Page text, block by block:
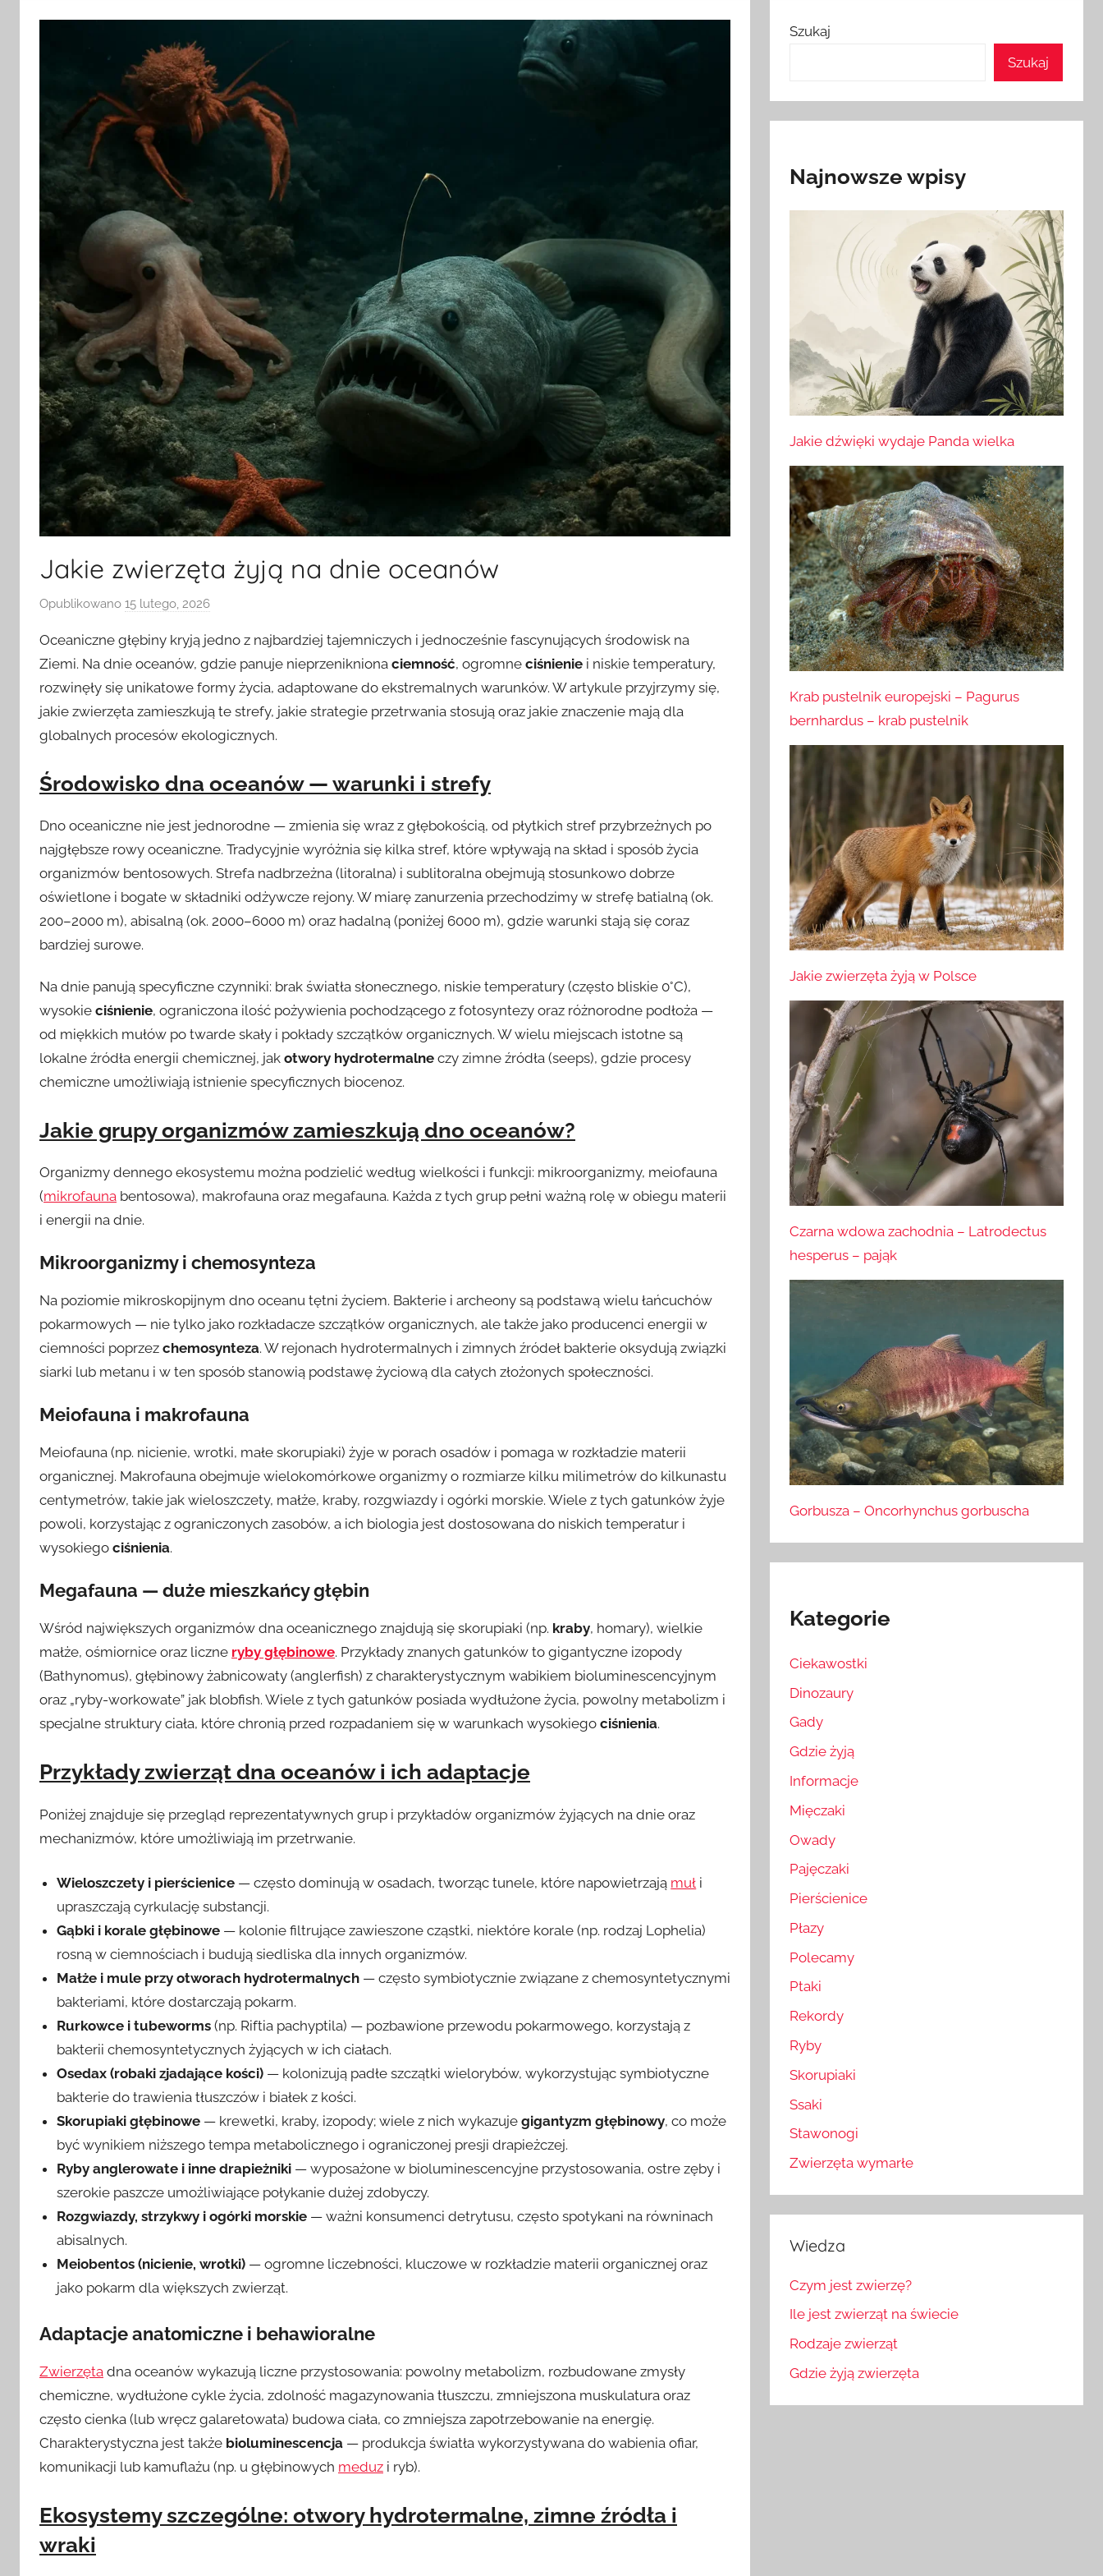
Jakie zwierzęta żyją na dnie oceanów
Opublikowano 15 lutego, 2026
z
e
z
Oceaniczne głębiny kryją jedno z najbardziej tajemniczych i jednocześnie fascynujących środowisk na
Ziemi. Na dnie oceanów, gdzie panuje nieprzenikniona ciemność, ogromne ciśnienie i niskie temperatury,
rozwinęły się unikatowe formy życia, adaptowane do ekstremalnych warunków. W artykule przyjrzymy się,
jakie zwierzęta zamieszkują te strefy, jakie strategie przetrwania stosują oraz jakie znaczenie mają dla
globalnych procesów ekologicznych.
Środowisko dna oceanów — warunki i strefy
Dno oceaniczne nie jest jednorodne — zmienia się wraz z głębokością, od płytkich stref przybrzeżnych po
najgłębsze rowy oceaniczne. Tradycyjnie wyróżnia się kilka stref, które wpływają na skład i sposób życia
organizmów bentosowych. Strefa nadbrzeżna (litoralna) i sublitoralna obejmują stosunkowo dobrze
oświetlone i bogate w składniki odżywcze rejony. W miarę zanurzenia przechodzimy w strefę batialną (ok.
200–2000 m), abisalną (ok. 2000–6000 m) oraz hadalną (poniżej 6000 m), gdzie warunki stają się coraz
bardziej surowe.
Na dnie panują specyficzne czynniki: brak światła słonecznego, niskie temperatury (często bliskie 0°C),
wysokie ciśnienie, ograniczona ilość pożywienia pochodzącego z fotosyntezy oraz różnorodne podłoża —
od miękkich mułów po twarde skały i pokłady szczątków organicznych. W wielu miejscach istotne są
lokalne źródła energii chemicznej, jak otwory hydrotermalne czy zimne źródła (seeps), gdzie procesy
chemiczne umożliwiają istnienie specyficznych biocenoz.
Jakie grupy organizmów zamieszkują dno oceanów?
Organizmy dennego ekosystemu można podzielić według wielkości i funkcji: mikroorganizmy, meiofauna
(mikrofauna bentosowa), makrofauna oraz megafauna. Każda z tych grup pełni ważną rolę w obiegu materii
i energii na dnie.
Mikroorganizmy i chemosynteza
Na poziomie mikroskopijnym dno oceanu tętni życiem. Bakterie i archeony są podstawą wielu łańcuchów
pokarmowych — nie tylko jako rozkładacze szczątków organicznych, ale także jako producenci energii w
ciemności poprzez chemosynteza. W rejonach hydrotermalnych i zimnych źródeł bakterie oksydują związki
siarki lub metanu i w ten sposób stanowią podstawę życiową dla całych złożonych społeczności.
Meiofauna i makrofauna
Meiofauna (np. nicienie, wrotki, małe skorupiaki) żyje w porach osadów i pomaga w rozkładzie materii
organicznej. Makrofauna obejmuje wielokomórkowe organizmy o rozmiarze kilku milimetrów do kilkunastu
centymetrów, takie jak wieloszczety, małże, kraby, rozgwiazdy i ogórki morskie. Wiele z tych gatunków żyje
powoli, korzystając z ograniczonych zasobów, a ich biologia jest dostosowana do niskich temperatur i
wysokiego ciśnienia.
Megafauna — duże mieszkańcy głębin
Wśród największych organizmów dna oceanicznego znajdują się skorupiaki (np. kraby, homary), wielkie
małże, ośmiornice oraz liczne ryby głębinowe. Przykłady znanych gatunków to gigantyczne izopody
(Bathynomus), głębinowy żabnicowaty (anglerfish) z charakterystycznym wabikiem bioluminescencyjnym
oraz „ryby-workowate” jak blobfish. Wiele z tych gatunków posiada wydłużone życia, powolny metabolizm i
specjalne struktury ciała, które chronią przed rozpadaniem się w warunkach wysokiego ciśnienia.
Przykłady zwierząt dna oceanów i ich adaptacje
Poniżej znajduje się przegląd reprezentatywnych grup i przykładów organizmów żyjących na dnie oraz
mechanizmów, które umożliwiają im przetrwanie.
Wieloszczety i pierścienice — często dominują w osadach, tworząc tunele, które napowietrzają muł i
upraszczają cyrkulację substancji.
Gąbki i korale głębinowe — kolonie filtrujące zawieszone cząstki, niektóre korale (np. rodzaj Lophelia)
rosną w ciemnościach i budują siedliska dla innych organizmów.
Małże i mule przy otworach hydrotermalnych — często symbiotycznie związane z chemosyntetycznymi
bakteriami, które dostarczają pokarm.
Rurkowce i tubeworms (np. Riftia pachyptila) — pozbawione przewodu pokarmowego, korzystają z
bakterii chemosyntetycznych żyjących w ich ciałach.
Osedax (robaki zjadające kości) — kolonizują padłe szczątki wielorybów, wykorzystując symbiotyczne
bakterie do trawienia tłuszczów i białek z kości.
Skorupiaki głębinowe — krewetki, kraby, izopody; wiele z nich wykazujegigantyzm głębinowy, co może
być wynikiem niższego tempa metabolicznego i ograniczonej presji drapieżczej.
Ryby anglerowate i inne drapieżniki — wyposażone w bioluminescencyjne przystosowania, ostre zęby i
szerokie paszcze umożliwiające połykanie dużej zdobyczy.
Rozgwiazdy, strzykwy i ogórki morskie — ważni konsumenci detrytusu, często spotykani na równinach
abisalnych.
Meiobentos (nicienie, wrotki) — ogromne liczebności, kluczowe w rozkładzie materii organicznej oraz
jako pokarm dla większych zwierząt.
Adaptacje anatomiczne i behawioralne
Zwierzęta dna oceanów wykazują liczne przystosowania: powolny metabolizm, rozbudowane zmysły
chemiczne, wydłużone cykle życia, zdolność magazynowania tłuszczu, zmniejszona muskulatura oraz
często cienka (lub wręcz galaretowata) budowa ciała, co zmniejsza zapotrzebowanie na energię.
Charakterystyczna jest także bioluminescencja — produkcja światła wykorzystywana do wabienia ofiar,
komunikacji lub kamuflażu (np. u głębinowych meduz i ryb).
Ekosystemy szczególne: otwory hydrotermalne, zimne źródła i
wraki
Szukaj
Szukaj
Najnowsze wpisy
Jakie dźwięki wydaje Panda wielka
Krab pustelnik europejski – Pagurus
bernhardus – krab pustelnik
Jakie zwierzęta żyją w Polsce
Czarna wdowa zachodnia – Latrodectus
hesperus – pająk
Gorbusza – Oncorhynchus gorbuscha
Kategorie
Ciekawostki
Dinozaury
Gady
Gdzie żyją
Informacje
Mięczaki
Owady
Pajęczaki
Pierścienice
Płazy
Polecamy
Ptaki
Rekordy
Ryby
Skorupiaki
Ssaki
Stawonogi
Zwierzęta wymarłe
Wiedza
Czym jest zwierzę?
Ile jest zwierząt na świecie
Rodzaje zwierząt
Gdzie żyją zwierzęta